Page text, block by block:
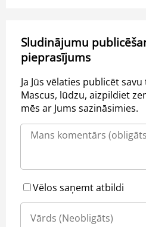
Sludinājumu
pieprasījums
Ja Jūs vēlaties publicēt
Mascus, lūdzu, aizpildiet
mēs ar Jums sazināsimies.
Vēlos saņemt atbildi